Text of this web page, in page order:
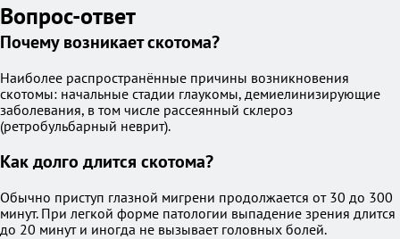
Вопрос-ответ
Почему возникает скотома?
Наиболее распространённые причины возникновения
скотомы: начальные стадии глаукомы, демиелинизирующие
заболевания, в том числе рассеянный склероз
(ретробульбарный неврит).
Как долго длится скотома?
Обычно приступ глазной мигрени продолжается от 30 до 300
минут. При легкой форме патологии выпадение зрения длится
до 20 минут и иногда не вызывает головных болей.